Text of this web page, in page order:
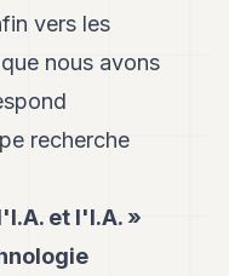
vers les
nous avons
recherche
et l'I.A. »